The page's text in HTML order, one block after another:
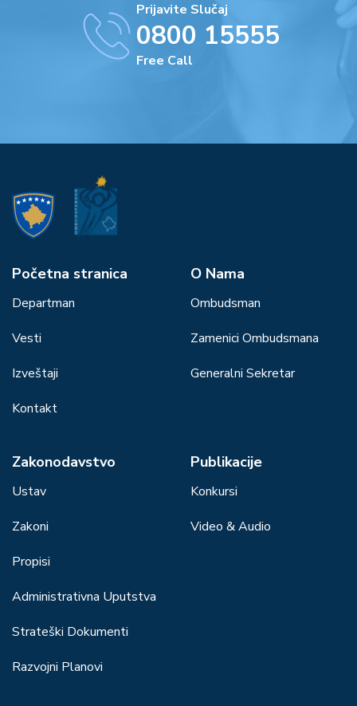
Prijavite Slučaj
0800 15555
Free Call
Početna stranica
Departman
Vesti
Izveštaji
Kontakt
О Nama
Ombudsman
Zamenici Ombudsmana
Generalni Sekretar
Zakonodavstvo
Ustav
Zakoni
Propisi
Administrativna Uputstva
Strateški Dokumenti
Razvojni Planovi
Publikacije
Konkursi
Video & Audio